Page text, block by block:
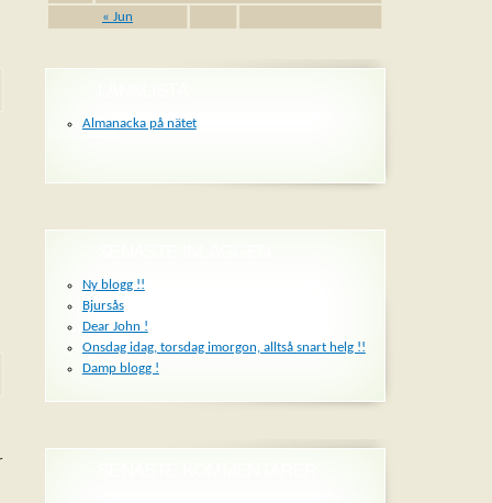
« Jun
Almanacka på nätet
Ny blogg !!
Bjursås
Dear John !
Onsdag idag, torsdag imorgon, alltså snart helg !!
Damp blogg !